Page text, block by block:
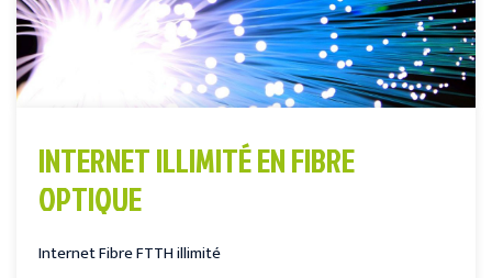
INTERNET ILLIMITÉ EN FIBRE
OPTIQUE
Internet Fibre FTTH illimité